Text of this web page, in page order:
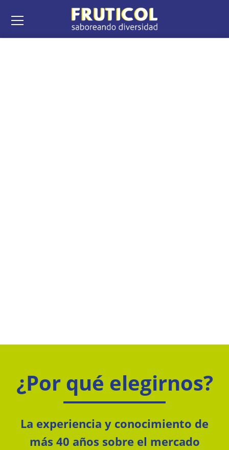
¿Por qué elegirnos?
La experiencia y conocimiento de
más 40 años sobre el mercado